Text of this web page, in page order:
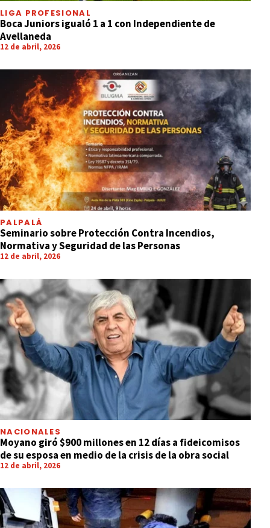
LIGA PROFESIONAL
Boca Juniors igualó 1 a 1 con Independiente de
Avellaneda
12 de abril, 2026
PALPALÁ
Seminario sobre Protección Contra Incendios,
Normativa y Seguridad de las Personas
12 de abril, 2026
NACIONALES
Moyano giró $900 millones en 12 días a fideicomisos
de su esposa en medio de la crisis de la obra social
12 de abril, 2026